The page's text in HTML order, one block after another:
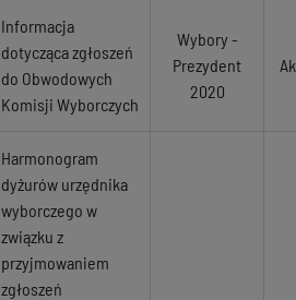
Informacja
dotycząca zgłoszeń
do Obwodowych
Komisji Wyborczych
Wybory -
Prezydent
2020
Harmonogram
dyżurów urzędnika
wyborczego w
związku z
przyjmowaniem
zgłoszeń